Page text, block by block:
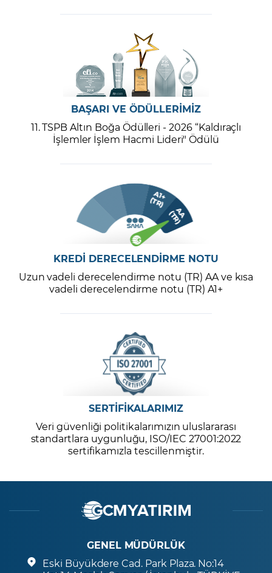
BAŞARI VE ÖDÜLLERİMİZ
11. TSPB Altın Boğa Ödülleri - 2026 “Kaldıraçlı
İşlemler İşlem Hacmi Lideri" Ödülü
KREDİ DERECELENDİRME NOTU
Uzun vadeli derecelendirme notu (TR) AA ve kısa
vadeli derecelendirme notu (TR) A1+
SERTİFİKALARIMIZ
Veri güvenliği politikalarımızın uluslararası
standartlara uygunluğu, ISO/IEC 27001:2022
sertifikamızla tescillenmiştir.
GENEL MÜDÜRLÜK
Eski Büyükdere Cad. Park Plaza. No:14